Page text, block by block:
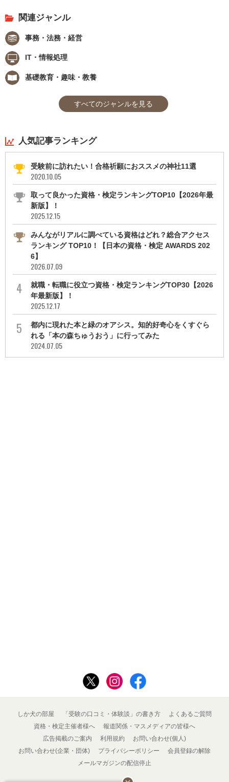
関連ジャンル
事務・法務・経営
IT・情報処理
基礎教育・趣味・教養
すべてのジャンルを見る
人気記事ランキング
受験前に訪れたい！合格祈願におススメの神社11選
2020.10.05
取って良かった資格・検定ランキングTOP10【2026年最
新版】！
2025.12.15
みんながリアルに調べている資格はどれ？総合アクセス
ランキング TOP10！【日本の資格・検定 AWARDS 202
6】
2026.07.09
就職・転職に役立つ資格・検定ランキングTOP30【2026
年最新版】！
2025.12.17
都内に現れた本と緑のオアシス。知的好奇心をくすぐら
れる「本の森ちゅうおう」に行ってみた
2024.07.05
しか犬の部屋 「受験の口コミ・体験談」の書き方
よくあるご質問
資格・検定主催者様へ
報道関係・マスメディアの皆様へ
広告掲載のご案内
利用規約
お問い合わせ(個人)
お問い合わせ(企業・団体)
プライバシーポリシー
会員登録の解除
メールマガジンの配信停止